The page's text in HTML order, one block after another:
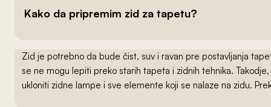
Kako da pripremim zid za tapetu?
Zid je potrebno da bude čist, suv i ravan pre postavljanja
se ne mogu lepiti preko starih tapeta i zidnih tehnika.
ukloniti zidne lampe i sve elemente koji se nalaze na zidu.